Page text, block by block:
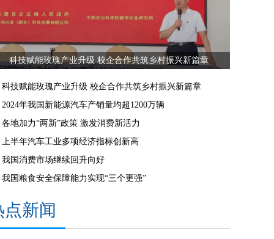
科技赋能玫瑰产业升级 校企合作共筑乡村振兴新篇章
科技赋能玫瑰产业升级 校企合作共筑乡村振兴新篇章
2024年我国新能源汽车产销量均超1200万辆
各地加力“两新”政策 激发消费新活力
上半年汽车工业多项经济指标创新高
我国消费市场继续回升向好
我国粮食安全保障能力实现“三个更强”
点新闻